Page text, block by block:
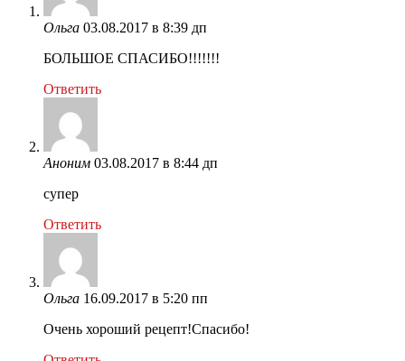
Ольга 03.08.2017 в 8:39 дп
БОЛЬШОЕ СПАСИБО!!!!!!!
Ответить
Аноним 03.08.2017 в 8:44 дп
супер
Ответить
Ольга 16.09.2017 в 5:20 пп
Очень хороший рецепт!Спасибо!